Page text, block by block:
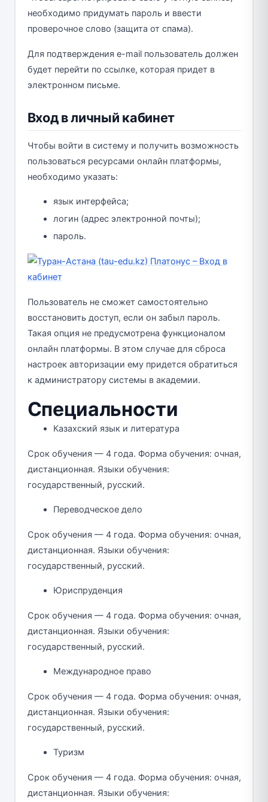
необходимо придумать пароль и ввести
проверочное слово (защита от спама).
Для подтверждения e-mail пользователь должен
будет перейти по ссылке, которая придет в
электронном письме.
Вход в личный кабинет
Чтобы войти в систему и получить возможность
пользоваться ресурсами онлайн платформы,
необходимо указать:
язык интерфейса;
логин (адрес электронной почты);
пароль.
Пользователь не сможет самостоятельно
восстановить доступ, если он забыл пароль.
Такая опция не предусмотрена функционалом
онлайн платформы. В этом случае для сброса
настроек авторизации ему придется обратиться
к администратору системы в академии.
Специальности
Казахский язык и литература
Срок обучения — 4 года. Форма обучения: очная,
дистанционная. Языки обучения:
государственный, русский.
Переводческое дело
Срок обучения — 4 года. Форма обучения: очная,
дистанционная. Языки обучения:
государственный, русский.
Юриспруденция
Срок обучения — 4 года. Форма обучения: очная,
дистанционная. Языки обучения:
государственный, русский.
Международное право
Срок обучения — 4 года. Форма обучения: очная,
дистанционная. Языки обучения:
государственный, русский.
Туризм
Срок обучения — 4 года. Форма обучения: очная,
дистанционная. Языки обучения: